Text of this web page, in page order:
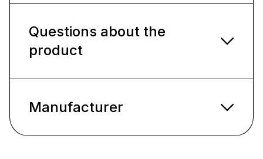
Questions about the
product
Manufacturer